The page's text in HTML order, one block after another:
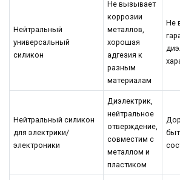
Нейтральный
универсальный
силикон
Не вызывает
коррозии
металлов,
хорошая
адгезия к
разным
материалам
Не
Нейтральный силикон
для электрики/
электроники
Диэлектрик,
нейтральное
отверждение,
совместим с
металлом и
пластиком